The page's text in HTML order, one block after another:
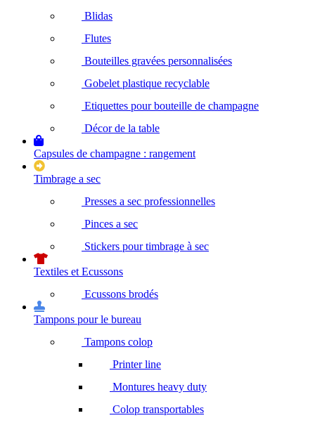
Blidas
Flutes
Bouteilles gravées personnalisées
Gobelet plastique recyclable
Etiquettes pour bouteille de champagne
Décor de la table
Capsules de champagne : rangement
Timbrage a sec
Presses a sec professionnelles
Pinces a sec
Stickers pour timbrage à sec
Textiles et Ecussons
Ecussons brodés
Tampons pour le bureau
Tampons colop
Printer line
Montures heavy duty
Colop transportables